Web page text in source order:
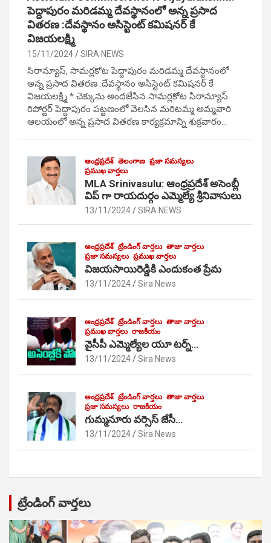
పెద్దాపురం మరిడమ్మ దేవస్థానంలో అన్న ప్రసాద
వితరణ :దేవస్థానం అసిస్టెంట్ కమిషనర్ కే
విజయలక్ష్మి
15/11/2024 SIRA NEWS
సిరాన్యూస్, సామర్లకోట పెద్దాపురం మరిడమ్మ దేవస్థానంలో
అన్న ప్రసాద వితరణ :దేవస్థానం అసిస్టెంట్ కమిషనర్ కే
విజయలక్ష్మి * చెక్కును అందజేసిన సామర్లకోట సిరాన్యూస్
రిపోర్టర్ పెద్దాపురం పట్టణంలో వెలసిన మరిటమ్మ అమ్మవారి
ఆలయంలో అన్న ప్రసాద వితరణ కార్యక్రమాన్ని శుక్రవారం…
ఆంధ్రప్రదేశ్ తెలంగాణ ప్రజా సమస్యలు
ప్రముఖ వార్తలు
MLA Srinivasulu: ఆంధ్రప్రదేశ్ అసెంబ్లీ
విప్ గా రాయదుర్గం ఎమ్మెల్యే శ్రీనివాసులు
13/11/2024 SIRA NEWS
ఆంధ్రప్రదేశ్ ట్రేండింగ్ వార్తలు తాజా వార్తలు
ప్రజా సమస్యలు ప్రముఖ వార్తలు
విజయసాయిరెడ్డికి ఎందుకంత ప్రేమ
13/11/2024 Sira News
ఆంధ్రప్రదేశ్ ట్రేండింగ్ వార్తలు తాజా వార్తలు
ప్రముఖ వార్తలు రాజకీయం
వైసీపీ ఎమ్మెల్యేల యూ టర్న్…
13/11/2024 Sira News
ఆంధ్రప్రదేశ్ ట్రేండింగ్ వార్తలు తాజా వార్తలు
ప్రజా సమస్యలు రాజకీయం
గుమ్మనూరు వర్సెస్ జేసీ…
13/11/2024 Sira News
ట్రేండింగ్ వార్తలు